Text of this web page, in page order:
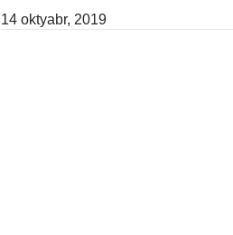
Release Date
14 oktyabr, 2019